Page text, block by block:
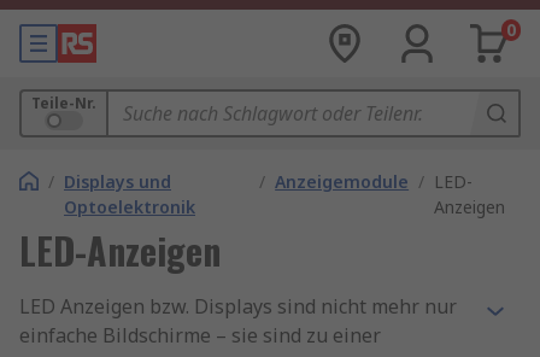
0
Teile-Nr.
/ Displays und
Optoelektronik
/ Anzeigemodule / LED-
Anzeigen
LED-Anzeigen
LED Anzeigen bzw. Displays sind nicht mehr nur
einfache Bildschirme – sie sind zu einer